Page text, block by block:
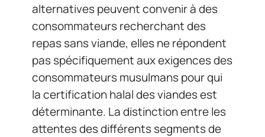
alternatives peuvent convenir à des
consommateurs recherchant des
repas sans viande, elles ne répondent
pas spécifiquement aux exigences des
consommateurs musulmans pour qui
la certification halal des viandes est
déterminante. La distinction entre les
attentes des différents segments de